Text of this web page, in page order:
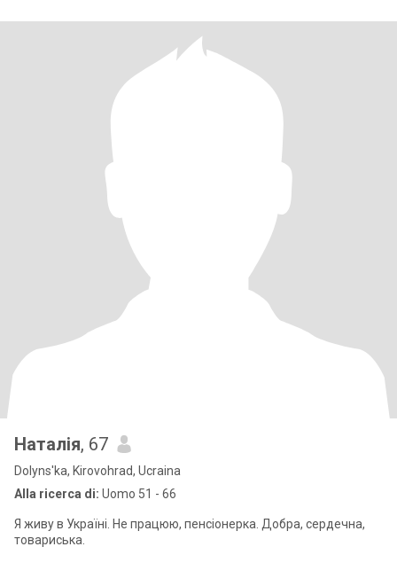
Наталія, 67
Dolyns'ka, Kirovohrad, Ucraina
Alla ricerca di: Uomo 51 - 66
Я живу в Україні. Не працюю, пенсіонерка. Добра, сердечна,
товариська.